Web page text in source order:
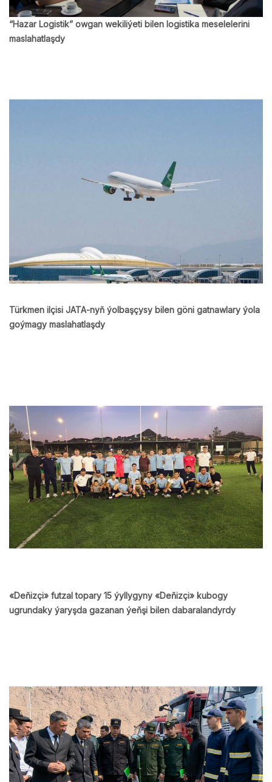
“Hazar Logistik” owgan wekiliýeti bilen logistika meselelerini
maslahatlaşdy
Türkmen ilçisi JATA-nyň ýolbaşçysy bilen göni gatnawlary ýola
goýmagy maslahatlaşdy
«Deňizçi» futzal topary 15 ýyllygyny «Deňizçi» kubogy
ugrundaky ýaryşda gazanan ýeňşi bilen dabaralandyrdy